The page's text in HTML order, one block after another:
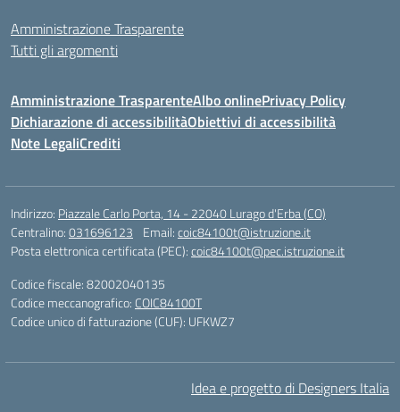
Amministrazione Trasparente
Tutti gli argomenti
Amministrazione TrasparenteAlbo onlinePrivacy Policy
Dichiarazione di accessibilitàObiettivi di accessibilità
Note LegaliCrediti
Indirizzo: Piazzale Carlo Porta, 14 - 22040 Lurago d'Erba (CO)
Centralino:031696123 Email:coic84100t@istruzione.it
Posta elettronica certificata (PEC):coic84100t@pec.istruzione.it
Codice fiscale: 82002040135
Codice meccanografico: COIC84100T
Codice unico di fatturazione (CUF): UFKWZ7
Idea e progetto di Designers Italia